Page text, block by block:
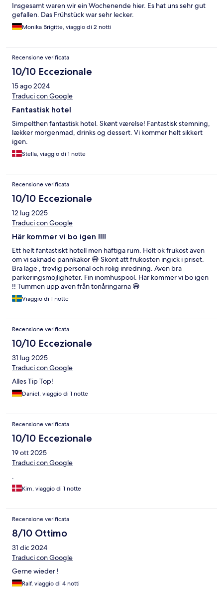
Insgesamt waren wir ein Wochenende hier. Es hat uns sehr gut
gefallen. Das Frühstück war sehr lecker.
Monika Brigitte, viaggio di 2 notti
Recensione verificata
10/10 Eccezionale
15 ago 2024
Traduci con Google
Fantastisk hotel
Simpelthen fantastisk hotel. Skønt værelse! Fantastisk stemning,
lækker morgenmad, drinks og dessert. Vi kommer helt sikkert
igen.
Stella, viaggio di 1 notte
Recensione verificata
10/10 Eccezionale
12 lug 2025
Traduci con Google
Här kommer vi bo igen !!!!
Ett helt fantastiskt hotell men häftiga rum. Helt ok frukost även
om vi saknade pannkakor 😅 Skönt att frukosten ingick i priset.
Bra läge , trevlig personal och rolig inredning. Även bra
parkeringsmöjligheter. Fin inomhuspool. Här kommer vi bo igen
!! Tummen upp även från tonåringarna 😅
Viaggio di 1 notte
Recensione verificata
10/10 Eccezionale
31 lug 2025
Traduci con Google
Alles Tip Top!
Daniel, viaggio di 1 notte
Recensione verificata
10/10 Eccezionale
19 ott 2025
Traduci con Google
.
Kim, viaggio di 1 notte
Recensione verificata
8/10 Ottimo
31 dic 2024
Traduci con Google
Gerne wieder !
Ralf, viaggio di 4 notti